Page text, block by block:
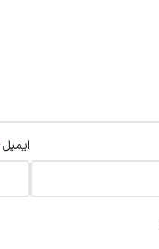
ایمیل